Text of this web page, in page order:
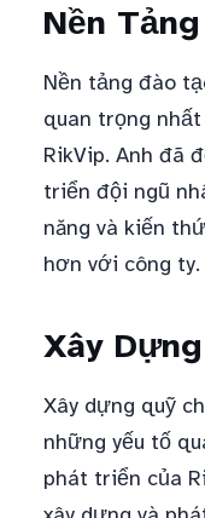
Nền
Nền tảng đào
quan trọng
RikVip. Anh đã
triển đội ngũ
năng và kiến
hơn với công ty.
Xây
Xây dựng quỹ
những yếu tố
phát triển của